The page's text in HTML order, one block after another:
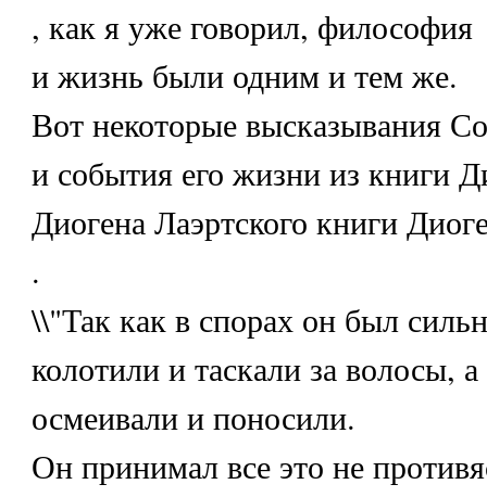
, как я уже говорил, философия
и жизнь были одним и тем же.
Вот некоторые высказывания
и события его жизни из книги
Диогена Лаэртского книги
.
\\"Так как в спорах он был
колотили и таскали за волосы,
осмеивали и поносили.
Он принимал все это не